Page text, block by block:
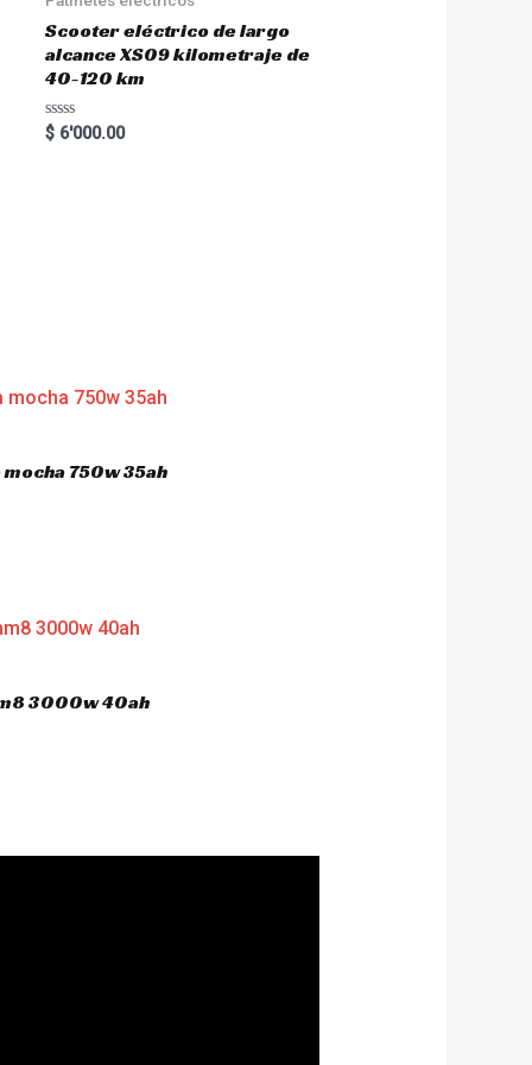
Scooter eléctrico de largo
alcance XS09 kilometraje de
40-120 km
R
a
$6'000.00
750w 35ah
3000w 40ah